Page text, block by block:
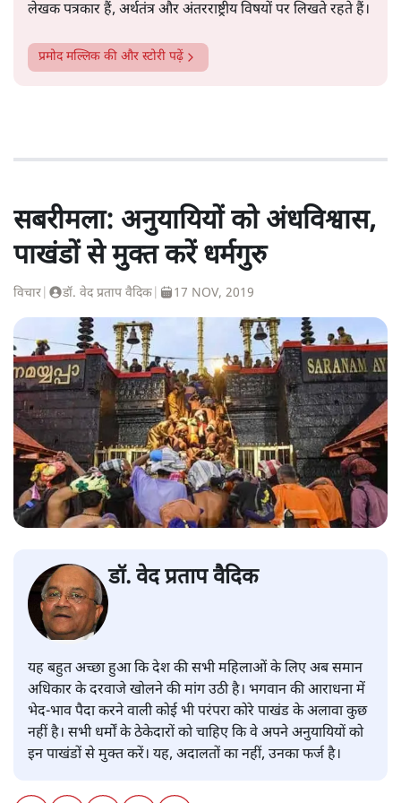
लेखक पत्रकार हैं, अर्थतंत्र और अंतरराष्ट्रीय विषयों पर लिखते रहते हैं।
प्रमोद मल्लिक की और स्टोरी पढ़ें
सबरीमला: अनुयायियों को अंधविश्वास,
पाखंडों से मुक्त करें धर्मगुरु
विचार डॉ. वेद प्रताप वैदिक 17 NOV, 2019
डॉ. वेद प्रताप वैदिक
यह बहुत अच्छा हुआ कि देश की सभी महिलाओं के लिए अब समान
अधिकार के दरवाजे खोलने की मांग उठी है। भगवान की आराधना में
भेद-भाव पैदा करने वाली कोई भी परंपरा कोरे पाखंड के अलावा कुछ
नहीं है। सभी धर्मों के ठेकेदारों को चाहिए कि वे अपने अनुयायियों को
इन पाखंडों से मुक्त करें। यह, अदालतों का नहीं, उनका फर्ज है।